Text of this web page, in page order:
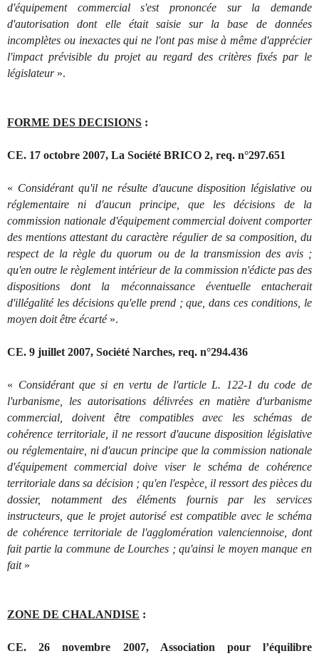
d'équipement commercial s'est prononcée sur la demande
d'autorisation dont elle était saisie sur la base de données
incomplètes ou inexactes qui ne l'ont pas mise à même d'apprécier
l'impact prévisible du projet au regard des critères fixés par le
législateur».
FORME DES DECISIONS :
CE. 17 octobre 2007, La Société BRICO 2, req. n°297.651
« Considérant qu'il ne résulte d'aucune disposition législative ou
réglementaire ni d'aucun principe, que les décisions de la
commission nationale d'équipement commercial doivent comporter
des mentions attestant du caractère régulier de sa composition, du
respect de la règle du quorum ou de la transmission des avis ;
qu'en outre le règlement intérieur de la commission n'édicte pas des
dispositions dont la méconnaissance éventuelle entacherait
d'illégalité les décisions qu'elle prend ; que, dans ces conditions, le
moyen doit être écarté».
CE. 9 juillet 2007, Société Narches, req. n°294.436
« Considérant que si en vertu de l'article L. 122-1 du code de
l'urbanisme, les autorisations délivrées en matière d'urbanisme
commercial, doivent être compatibles avec les schémas de
cohérence territoriale, il ne ressort d'aucune disposition législative
ou réglementaire, ni d'aucun principe que la commission nationale
d'équipement commercial doive viser le schéma de cohérence
territoriale dans sa décision ; qu'en l'espèce, il ressort des pièces du
dossier, notamment des éléments fournis par les services
instructeurs, que le projet autorisé est compatible avec le schéma
de cohérence territoriale de l'agglomération valenciennoise, dont
fait partie la commune de Lourches ; qu'ainsi le moyen manque en
fait»
ZONE DE CHALANDISE :
CE. 26 novembre 2007, Association pour l’équilibre